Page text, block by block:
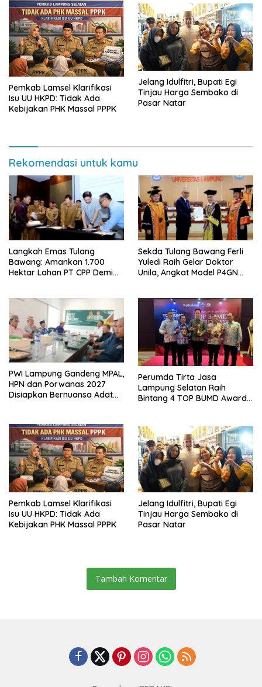
Pemkab Lamsel Klarifikasi
Isu UU HKPD: Tidak Ada
Kebijakan PHK Massal PPPK
Jelang Idulfitri, Bupati Egi
Tinjau Harga Sembako di
Pasar Natar
Rekomendasi untuk kamu
Langkah Emas Tulang
Bawang: Amankan 1.700
Hektar Lahan PT CPP Demi
Sekda Tulang Bawang Ferli
Yuledi Raih Gelar Doktor
Unila, Angkat Model P4GN
PWI Lampung Gandeng MPAL,
HPN dan Porwanas 2027
Disiapkan Bernuansa Adat
Perumda Tirta Jasa
Lampung Selatan Raih
Bintang 4 TOP BUMD Awards
Pemkab Lamsel Klarifikasi
Isu UU HKPD: Tidak Ada
Kebijakan PHK Massal PPPK
Jelang Idulfitri, Bupati Egi
Tinjau Harga Sembako di
Pasar Natar
Tambah Komentar